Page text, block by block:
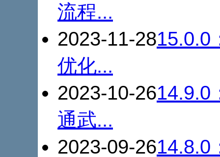
流程...
2023-11-28
优化...
2023-10-26
通武...
2023-09-26